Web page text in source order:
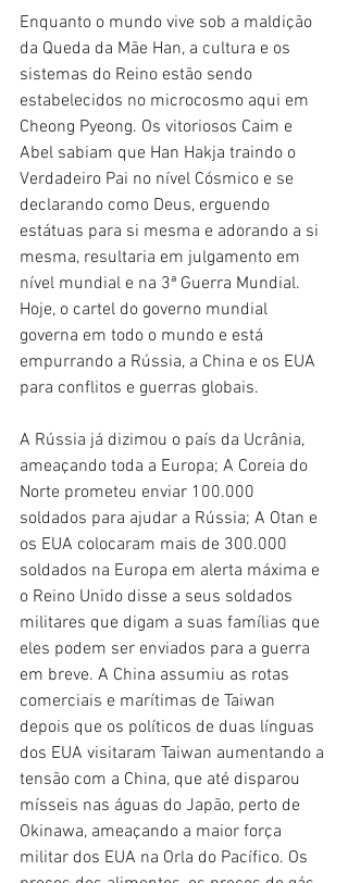
Enquanto o mundo vive sob a maldição
da Queda da Mãe Han, a cultura e os
sistemas do Reino estão sendo
estabelecidos no microcosmo aqui em
Cheong Pyeong. Os vitoriosos Caim e
Abel sabiam que Han Hakja traindo o
Verdadeiro Pai no nível Cósmico e se
declarando como Deus, erguendo
estátuas para si mesma e adorando a si
mesma, resultaria em julgamento em
nível mundial e na 3ª Guerra Mundial.
Hoje, o cartel do governo mundial
governa em todo o mundo e está
empurrando a Rússia, a China e os EUA
para conflitos e guerras globais.
A Rússia já dizimou o país da Ucrânia,
ameaçando toda a Europa; A Coreia do
Norte prometeu enviar 100.000
soldados para ajudar a Rússia; A Otan e
os EUA colocaram mais de 300.000
soldados na Europa em alerta máxima e
o Reino Unido disse a seus soldados
militares que digam a suas famílias que
eles podem ser enviados para a guerra
em breve. A China assumiu as rotas
comerciais e marítimas de Taiwan
depois que os políticos de duas línguas
dos EUA visitaram Taiwan aumentando a
tensão com a China, que até disparou
mísseis nas águas do Japão, perto de
Okinawa, ameaçando a maior força
militar dos EUA na Orla do Pacífico. Os